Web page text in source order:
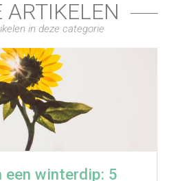
ARTIKELEN
in deze categorie
een winterdip: 5